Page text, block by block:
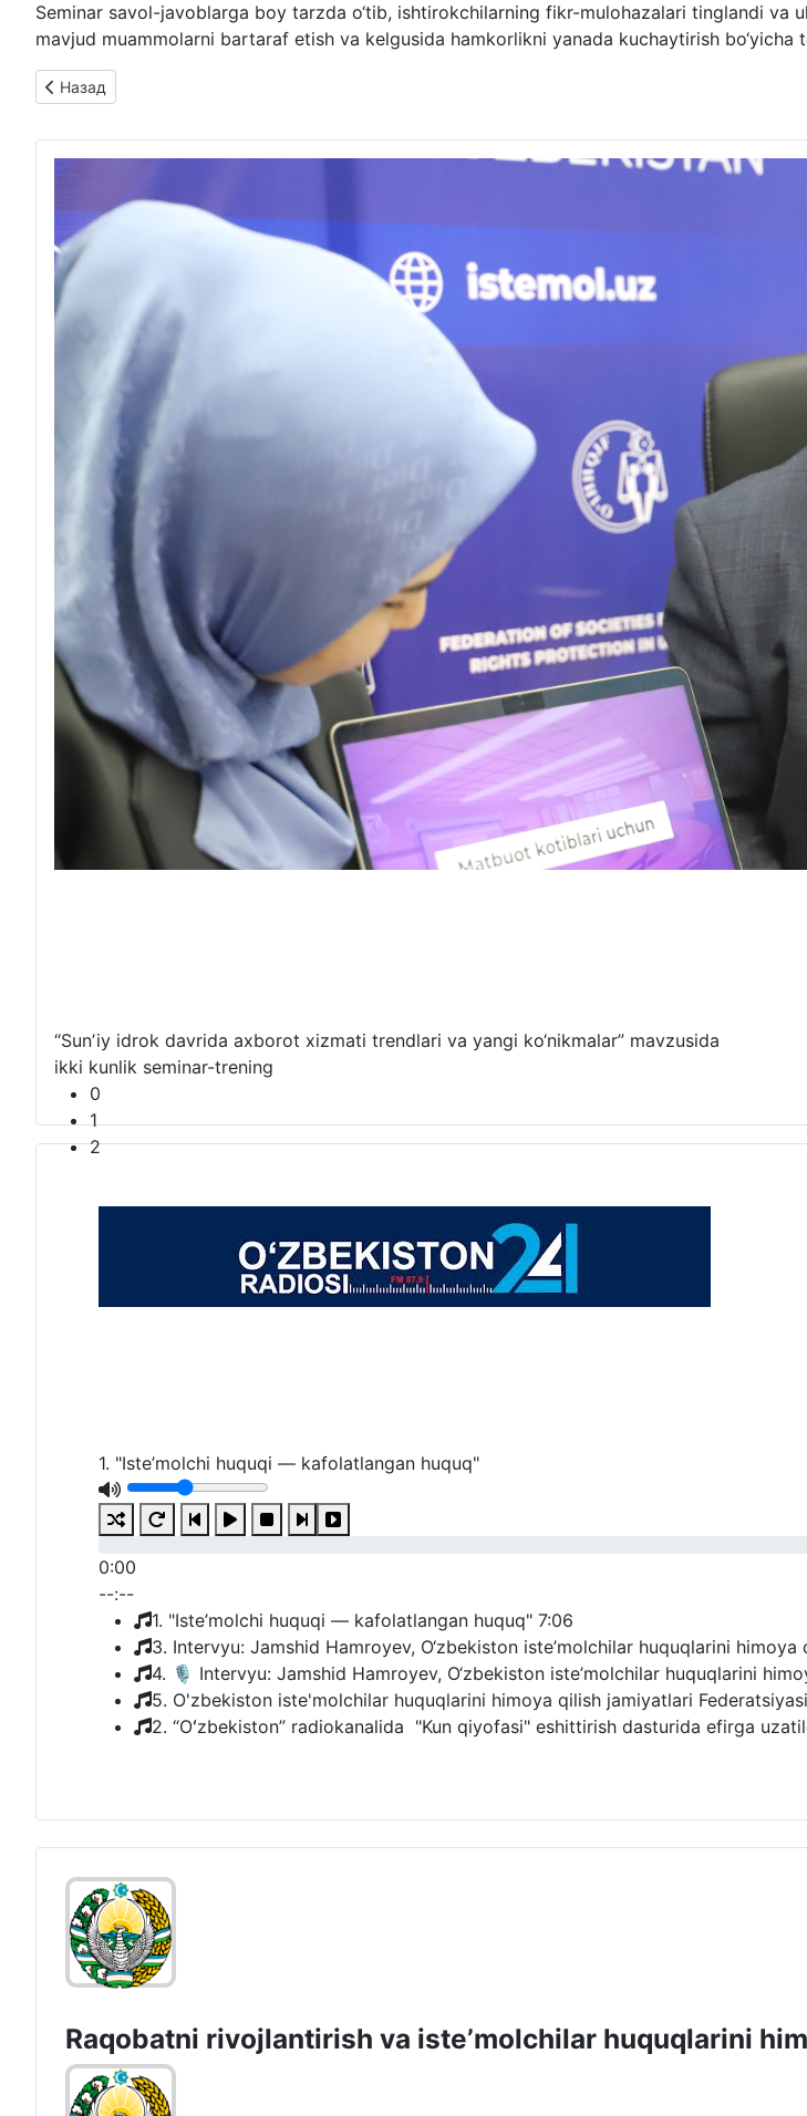
1. "Iste’molchi huquqi — kafolatlangan huquq"
0:00
--:--
1. "Iste’molchi huquqi — kafolatlangan huquq" 7:06
3. Intervyu: Jamshid Hamroyev, O‘zbekiston iste’molchilar huquqlarini
4. 🎙 Intervyu: Jamshid Hamroyev, O‘zbekiston iste’molchilar huquqlarini
5. O'zbekiston iste'molchilar huquqlarini himoya qilish jamiyatlari
2. “Oʻzbekiston” radiokanalida "Kun qiyofasi" eshittirish dasturida efirga
Seminar savol-javoblarga boy tarzda o‘tib, ishtirokchilarning fikr-mulohazalari tinglandi
mavjud muammolarni bartaraf etish va kelgusida hamkorlikni yanada kuchaytirish bo‘yicha
Предыдущий: Қарақалпақстан Республикаси тутуныушы ҳуқуқларын қорғаў жәмийети
Назад
“Sunʼiy idrok davrida axborot xizmati trendlari va yangi ko‘nikmalar” mavzusida
ikki kunlik seminar-trening
0
1
2
Raqobatni rivojlantirish va isteʼmolchilar huquqlarini